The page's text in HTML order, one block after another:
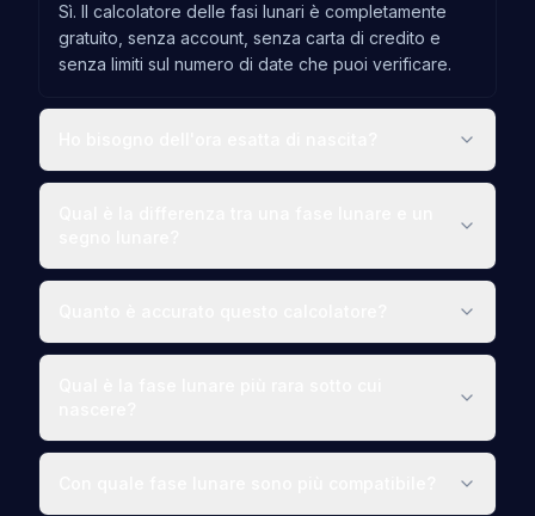
Sì. Il calcolatore delle fasi lunari è completamente
gratuito, senza account, senza carta di credito e
senza limiti sul numero di date che puoi verificare.